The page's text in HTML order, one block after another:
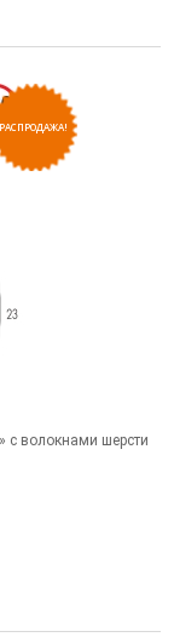
РАСПРОДАЖА!
с волокнами шерсти